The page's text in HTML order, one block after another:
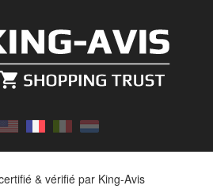
& vérifié par King-Avis